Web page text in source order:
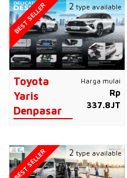
Toyota
Yaris
Denpasar
Harga mulai
Rp
337.8JT
BEST SELLER 2type available
BEST SELLER 2type available